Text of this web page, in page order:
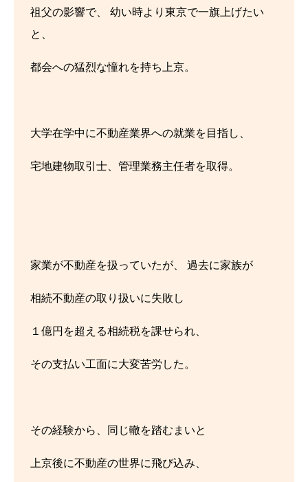
祖父の影響で、 幼い時より東京で一旗上げたい
と、
都会への猛烈な憧れを持ち上京。
大学在学中に不動産業界への就業を目指し、
宅地建物取引士、管理業務主任者を取得。
家業が不動産を扱っていたが、 過去に家族が
相続不動産の取り扱いに失敗し
１億円を超える相続税を課せられ、
その支払い工面に大変苦労した。
その経験から、同じ轍を踏むまいと
上京後に不動産の世界に飛び込み、